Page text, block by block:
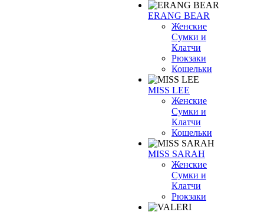
ERANG BEAR
Женские
Сумки и
Клатчи
Рюкзаки
Кошельки
MISS LEE
Женские
Сумки и
Клатчи
Кошельки
MISS SARAH
Женские
Сумки и
Клатчи
Рюкзаки